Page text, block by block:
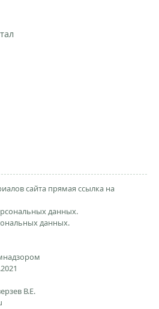
сайта прямая ссылка на
данных.
данных.
В.Е.